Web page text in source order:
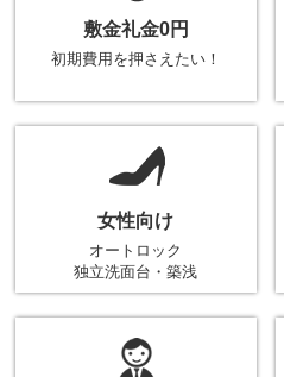
敷金礼金0円
初期費用を押さえたい！
女性向け
オートロック
独立洗面台・築浅